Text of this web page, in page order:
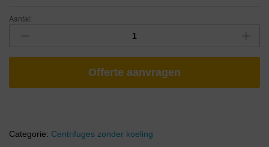
Aantal:
Offerte aanvragen
Categorie: Centrifuges zonder koeling